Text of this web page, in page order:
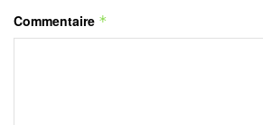
Commentaire *